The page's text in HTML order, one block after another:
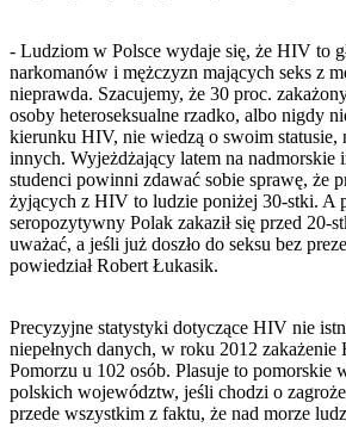
- Ludziom w Polsce wydaje się, że HIV to
narkomanów i mężczyzn mających seks z
nieprawda. Szacujemy, że 30 proc.
osoby heteroseksualne rzadko, albo nigdy
kierunku HIV, nie wiedzą o swoim statusie,
innych. Wyjeżdżający latem na nadmorskie
studenci powinni zdawać sobie sprawę, że
żyjących z HIV to ludzie poniżej 30-stki. A
seropozytywny Polak zakaził się przed 20-
uważać, a jeśli już doszło do seksu bez
powiedział Robert Łukasik.
Precyzyjne statystyki dotyczące HIV nie
niepełnych danych, w roku 2012
Pomorzu u 102 osób. Plasuje to pomorskie
polskich województw, jeśli chodzi o
przede wszystkim z faktu, że nad morze